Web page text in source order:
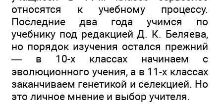
относятся к учебному процессу.
Последние два года учимся по
учебнику под редакцией Д. К. Беляева,
но порядок изучения остался прежний
— в 10-х классах начинаем с
эволюционного учения, а в 11-х классах
заканчиваем генетикой и селекцией. Но
это личное мнение и выбор учителя.